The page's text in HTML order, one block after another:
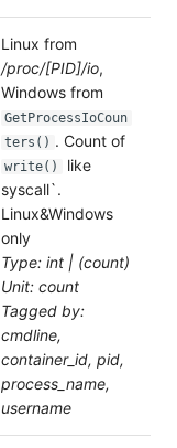
Linux from
/proc/[PID]/io,
Windows from
GetProcessIoCoun
ters() . Count of
write()
like
syscall`.
Linux&Windows
only
Type: int | (count)
Unit: count
Tagged by:
cmdline,
container_id, pid,
process_name,
username